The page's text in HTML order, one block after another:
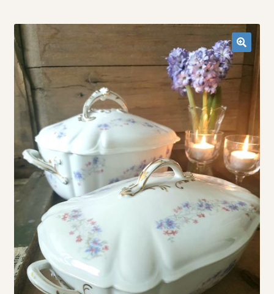
Servies en glaswerk
Woonaccessoires
Mode-accessoires
Kinderhoekje
Vintage boeken en strips
Kerst
🔍